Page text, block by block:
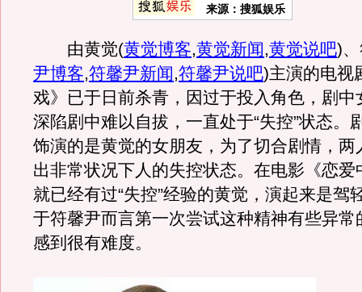
来源：搜狐娱乐
由黄觉(黄觉博客,黄觉新闻,黄觉说吧)
尹博客,符馨尹新闻,符馨尹说吧)主演的电视
戏》已于日前杀青，因过于投入角色，剧中
深陷剧中难以自拔，一直处于“失控”状态。
饰演的是黄觉的女朋友，为了切合剧情，两
出非常状况下人的失控状态。在电影《恋爱
就已经有过“失控”经验的黄觉，演起来是驾
于符馨尹而言第一次尝试这种精神有些异常
感到很有难度。